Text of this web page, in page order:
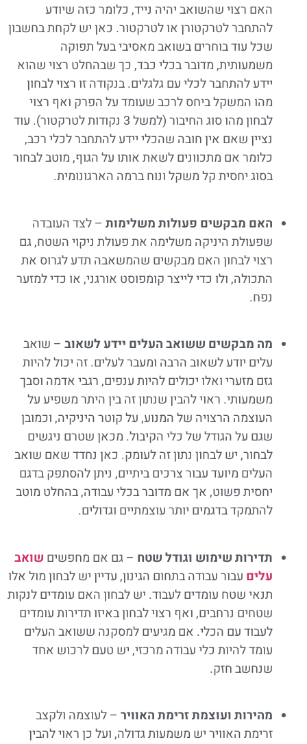
האם רצוי שהשואב יהיה נייד, כלומר כזה שיודע
להתחבר לטרקטורן או לטרקטור. כאן יש לקחת בחשבון
שכל עוד בוחרים בשואב מאסיבי בעל תפוקה
משמעותית, מדובר בכלי כבד, כך שבהחלט רצוי שהוא
יידע להתחבר לכלי עם גלגלים. בנקודה זו רצוי לבחון
מהו המשקל ביחס לרכב שעומד על הפרק ואף רצוי
לבחון מהו סוג החיבור (למשל 3 נקודות לטרקטור). עוד
נציין שאם אין חובה שהכלי יידע להתחבר לכלי רכב,
כלומר אם מתכוונים לשאת אותו על הגוף, מוטב לבחור
בסוג יחסית קל משקל ונוח ברמה הארגונומית.
האם מבקשים פעולות משלימות – לצד העובדה
שפעולת היניקה משלימה את פעולת ניקוי השטח, גם
רצוי לבחון האם מבקשים שהמשאבה תדע לגרוס את
התכולה, ולו כדי לייצר קומפוסט אורגני, או כדי למזער
נפח.
מה מבקשים ששואב העלים יידע לשאוב – שואב
עלים יודע לשאוב הרבה ומעבר לעלים. זה יכול להיות
גזם מזערי ואלו יכולים להיות ענפים, רגבי אדמה וסבך
משמעותי. ראוי להבין שנתון זה בין היתר משפיע על
העוצמה הרצויה של המנוע, על קוטר היניקיה, וכמובן
שגם על הגודל של כלי הקיבול. מכאן שטרם ניגשים
לבחור, יש לבחון נתון זה לעומק. כאן נחדד שאם שואב
העלים מיועד עבור צרכים ביתיים, ניתן להסתפק בדגם
יחסית פשוט, אך אם מדובר בכלי עבודה, בהחלט מוטב
להתמקד בדגמים יותר עוצמתיים וגדולים.
תדירות שימוש וגודל שטח – גם אם מחפשים שואב
עלים עבור עבודה בתחום הגינון, עדיין יש לבחון מול אלו
תנאי שטח עומדים לעבוד. יש לבחון האם עומדים לנקות
שטחים נרחבים, ואף רצוי לבחון באיזו תדירות עומדים
לעבוד עם הכלי. אם מגיעים למסקנה ששואב העלים
עומד להיות כלי עבודה מרכזי, יש טעם לרכוש אחד
שנחשב חזק.
מהירות ועוצמת זרימת האוויר – לעוצמה ולקצב
זרימת האוויר יש משמעות גדולה, ועל כן ראוי להבין